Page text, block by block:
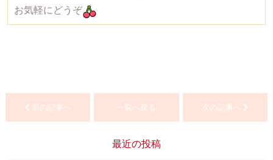
お気軽にどうぞ
前の記事へ 一覧へ戻る 次の記事へ
最近の投稿